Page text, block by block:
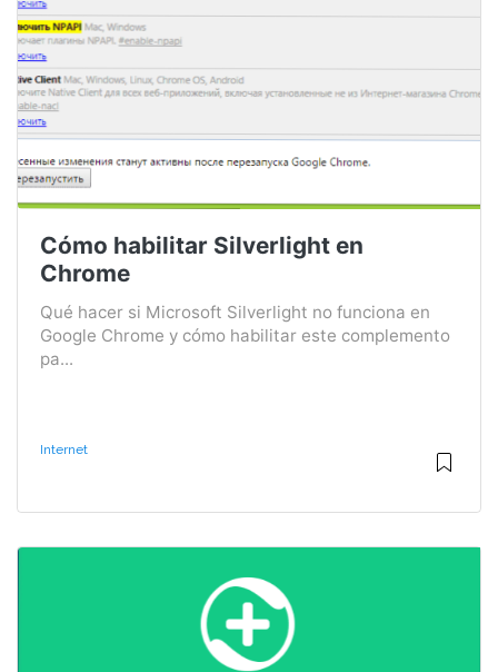
Cómo habilitar Silverlight en
Chrome
Qué hacer si Microsoft Silverlight no funciona en
Google Chrome y cómo habilitar este complemento
pa...
Internet